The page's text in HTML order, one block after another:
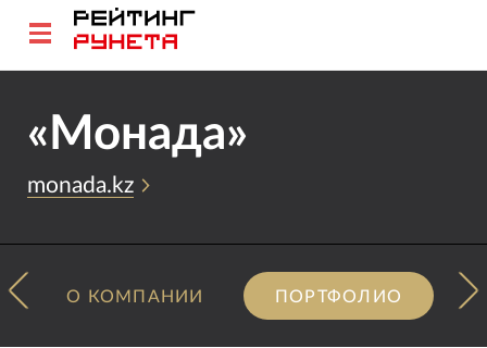
«Монада»
monada.kz
О КОМПАНИИ ПОРТФОЛИО